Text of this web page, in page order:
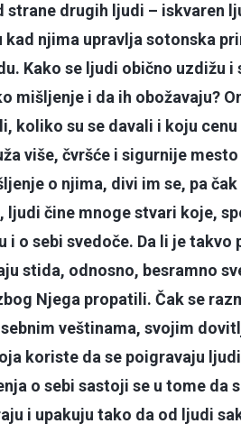
strane drugih ljudi – iskvaren
njima upravlja sotonska
Kako se ljudi obično uzdižu i
mišljenje i da ih obožavaju?
koliko su se davali i koju
više, čvršće i sigurnije
o njima, divi im se, pa
ljudi čine mnoge stvari koje,
i o sebi svedoče. Da li je takvo
stida, odnosno, besramno
Njega propatili. Čak se
veštinama, svojim
koriste da se poigravaju
o sebi sastoji se u tome da
i upakuju tako da od ljudi